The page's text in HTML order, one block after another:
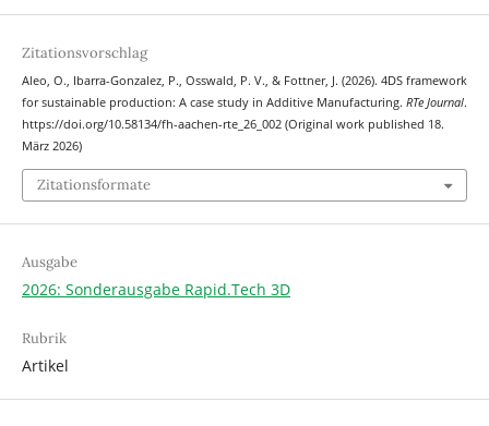
Zitationsvorschlag
Aleo, O., Ibarra-Gonzalez, P., Osswald, P. V., & Fottner, J. (2026). 4DS framework
for sustainable production: A case study in Additive Manufacturing. RTe Journal.
https://doi.org/10.58134/fh-aachen-rte_26_002 (Original work published 18.
März 2026)
Zitationsformate
Ausgabe
2026: Sonderausgabe Rapid.Tech 3D
Rubrik
Artikel